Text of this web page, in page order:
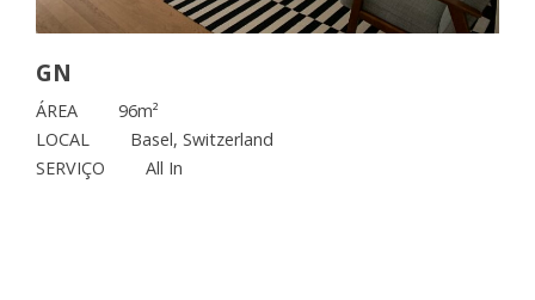
GN
ÁREA
96m²
LOCAL
Basel, Switzerland
SERVIÇO
All In